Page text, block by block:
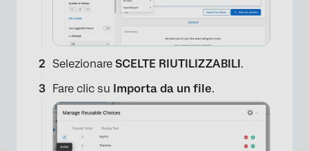
Selezionare SCELTE RIUTILIZZABILI.
Fare clic su Importa da un file.